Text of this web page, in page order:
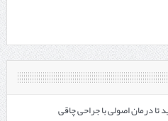
تا درمان اصولی با جراحی چاقی